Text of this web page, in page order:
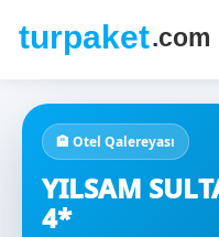
🏨 Otel Qalereyası
YILSAM
4*